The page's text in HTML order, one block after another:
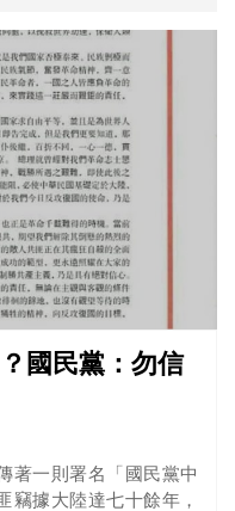
國民黨：勿信
著一則署名「國民黨中
竊據大陸達七十餘年，